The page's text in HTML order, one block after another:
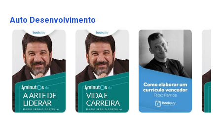
Auto Desenvolvimento